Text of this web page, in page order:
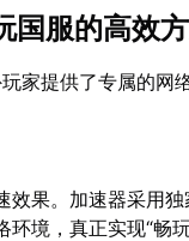
国服的高效
家提供了专属的网
效果。加速器采用
境，真正实现“畅玩